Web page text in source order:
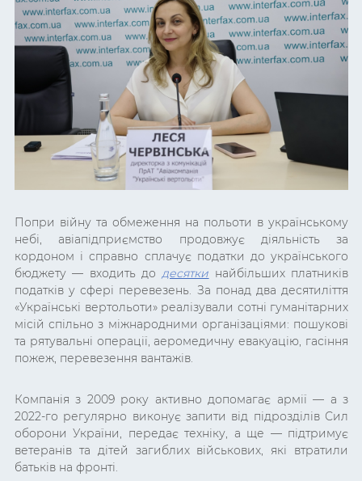
Попри війну та обмеження на польоти в українському
небі, авіапідприємство продовжує діяльність за
кордоном і справно сплачує податки до українського
бюджету — входить додесятки найбільших платників
податків у сфері перевезень. За понад два десятиліття
«Українські вертольоти» реалізували сотні гуманітарних
місій спільно з міжнародними організаціями: пошукові
та рятувальні операції, аеромедичну евакуацію, гасіння
пожеж, перевезення вантажів.
Компанія з 2009 року активно допомагає армії — а з
2022-го регулярно виконує запити від підрозділів Сил
оборони України, передає техніку, а ще — підтримує
ветеранів та дітей загиблих військових, які втратили
батьків на фронті.